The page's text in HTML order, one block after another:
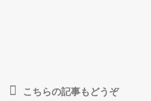
こちらの記事もどうぞ